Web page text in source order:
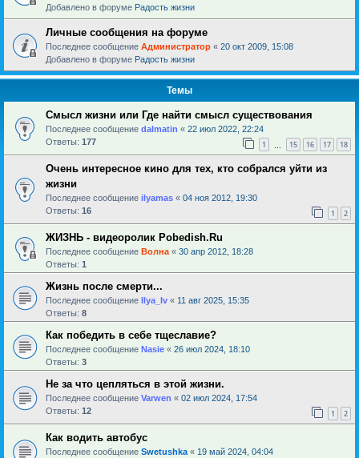
Добавлено в форуме Радость жизни
Личные сообщения на форуме
Последнее сообщение Администратор « 20 окт 2009, 15:08
Добавлено в форуме Радость жизни
Темы
Смысл жизни или Где найти смысл существования
Последнее сообщение dalmatin « 22 июл 2022, 22:24
Ответы: 177 1 15 16 17 18
Очень интересное кино для тех, кто собрался уйти из
жизни
Последнее сообщение ilyamas « 04 ноя 2012, 19:30
Ответы: 16 1 2
ЖИЗНЬ - видеоролик Pobedish.Ru
Последнее сообщение Волна « 30 апр 2012, 18:28
Ответы: 1
Жизнь после смерти...
Последнее сообщение Ilya_Iv « 11 авг 2025, 15:35
Ответы: 8
Как победить в себе тщеславие?
Последнее сообщение Nasie « 26 июл 2024, 18:10
Ответы: 3
Не за что цепляться в этой жизни.
Последнее сообщение Varwen « 02 июл 2024, 17:54
Ответы: 12 1 2
Как водить автобус
Последнее сообщение Swetushka « 19 май 2024, 04:04